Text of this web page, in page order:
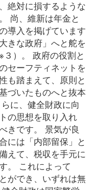
絶対に損するような
尚、維新は年金と
導入を掲げています
きな政府」へと舵を
）。 政府の役割と
セーフティネットを
も踏まえて、原則と
づいたものへと抜本
に、健全財政に向
の思想を取り入れ
きです。 景気が良
には「内部留保」と
えて、税収を手元に
。 これによって
ができ、いずれは無